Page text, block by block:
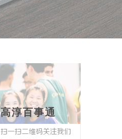
高淳百事通
扫一扫二维码关注我们